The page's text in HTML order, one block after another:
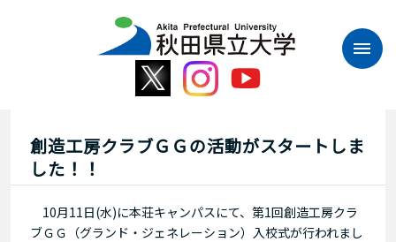
創造工房クラブＧＧの活動がスタートしま
した！！
10月11日(水)に本荘キャンパスにて、第1回創造工房クラ
ブＧＧ（グランド・ジェネレーション）入校式が行われまし